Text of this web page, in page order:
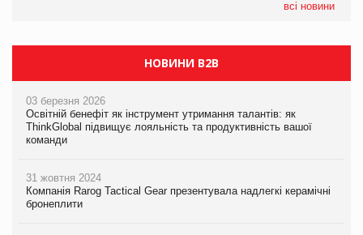
всі новини
НОВИНИ B2B
03 березня 2026
Освітній бенефіт як інструмент утримання талантів: як
ThinkGlobal підвищує лояльність та продуктивність вашої
команди
31 жовтня 2024
Компанія Rarog Tactical Gear презентувала надлегкі керамічні
бронеплити